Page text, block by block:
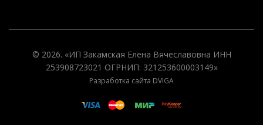
© 2026. «ИП Закамская Елена Вячеславовна ИНН
253908723021 ОГРНИП: 321253600003149»
Разработка сайта DVIGA